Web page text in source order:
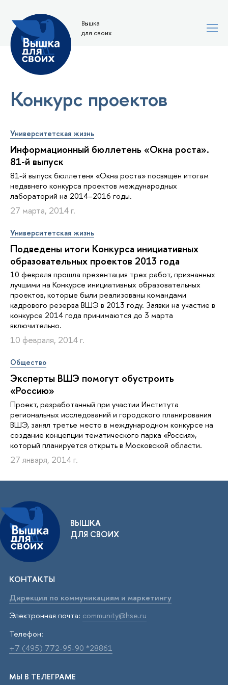
Вышка
для своих
Конкурс проектов
Университетская жизнь
Информационный бюллетень «Окна роста».
81-й выпуск
81-й выпуск бюллетеня «Окна роста» посвящён итогам
недавнего конкурса проектов международных
лабораторий на 2014–2016 годы.
27 марта, 2014 г.
Университетская жизнь
Подведены итоги Конкурса инициативных
образовательных проектов 2013 года
10 февраля прошла презентация трех работ, признанных
лучшими на Конкурсе инициативных образовательных
проектов, которые были реализованы командами
кадрового резерва ВШЭ в 2013 году. Заявки на участие в
конкурсе 2014 года принимаются до 3 марта
включительно.
10 февраля, 2014 г.
Общество
Эксперты ВШЭ помогут обустроить
«Россию»
Проект, разработанный при участии Института
региональных исследований и городского планирования
ВШЭ, занял третье место в международном конкурсе на
создание концепции тематического парка «Россия»,
который планируется открыть в Московской области.
27 января, 2014 г.
ВЫШКА
ДЛЯ СВОИХ
КОНТАКТЫ
Дирекция по коммуникациям и маркетингу
Электронная почта: community@hse.ru
Телефон:
+7 (495) 772-95-90 *28861
МЫ В ТЕЛЕГРАМЕ